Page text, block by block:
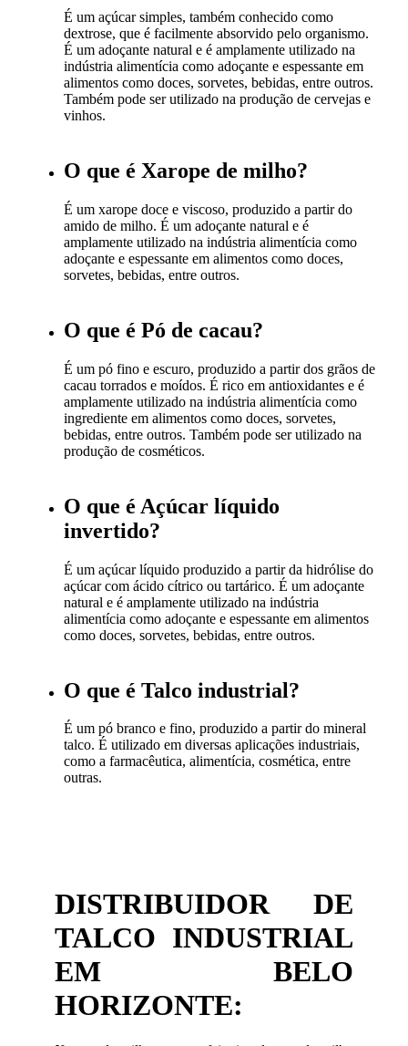
É um açúcar simples, também conhecido como
dextrose, que é facilmente absorvido pelo organismo.
É um adoçante natural e é amplamente utilizado na
indústria alimentícia como adoçante e espessante em
alimentos como doces, sorvetes, bebidas, entre outros.
Também pode ser utilizado na produção de cervejas e
vinhos.
O que é Xarope de milho?
É um xarope doce e viscoso, produzido a partir do
amido de milho. É um adoçante natural e é
amplamente utilizado na indústria alimentícia como
adoçante e espessante em alimentos como doces,
sorvetes, bebidas, entre outros.
O que é Pó de cacau?
É um pó fino e escuro, produzido a partir dos grãos de
cacau torrados e moídos. É rico em antioxidantes e é
amplamente utilizado na indústria alimentícia como
ingrediente em alimentos como doces, sorvetes,
bebidas, entre outros. Também pode ser utilizado na
produção de cosméticos.
O que é Açúcar líquido
invertido?
É um açúcar líquido produzido a partir da hidrólise do
açúcar com ácido cítrico ou tartárico. É um adoçante
natural e é amplamente utilizado na indústria
alimentícia como adoçante e espessante em alimentos
como doces, sorvetes, bebidas, entre outros.
O que é Talco industrial?
É um pó branco e fino, produzido a partir do mineral
talco. É utilizado em diversas aplicações industriais,
como a farmacêutica, alimentícia, cosmética, entre
outras.
DISTRIBUIDOR DE
TALCO INDUSTRIAL
EM BELO
HORIZONTE: